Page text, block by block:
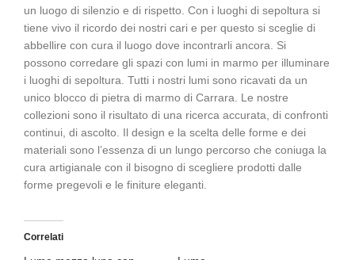
un luogo di silenzio e di rispetto. Con i luoghi di sepoltura si
tiene vivo il ricordo dei nostri cari e per questo si sceglie di
abbellire con cura il luogo dove incontrarli ancora. Si
possono corredare gli spazi con lumi in marmo per illuminare
i luoghi di sepoltura. Tutti i nostri lumi sono ricavati da un
unico blocco di pietra di marmo di Carrara. Le nostre
collezioni sono il risultato di una ricerca accurata, di confronti
continui, di ascolto. Il design e la scelta delle forme e dei
materiali sono l’essenza di un lungo percorso che coniuga la
cura artigianale con il bisogno di scegliere prodotti dalle
forme pregevoli e le finiture eleganti.
Correlati